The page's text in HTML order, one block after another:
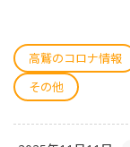
高鷲のコロナ情報
その他